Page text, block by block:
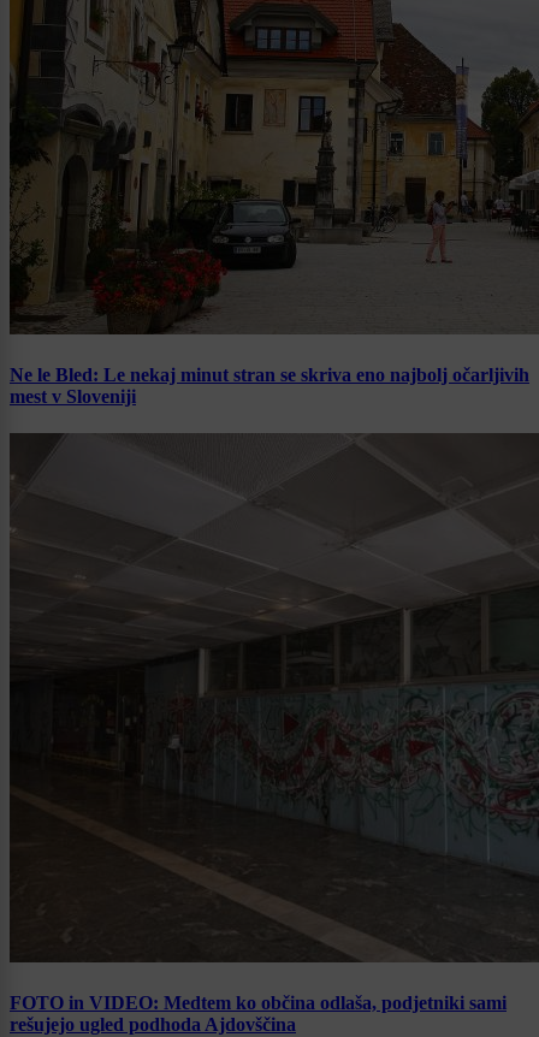
Ne le Bled: Le nekaj minut stran se skriva eno najbolj očarljivih
mest v Sloveniji
FOTO in VIDEO: Medtem ko občina odlaša, podjetniki sami
rešujejo ugled podhoda Ajdovščina